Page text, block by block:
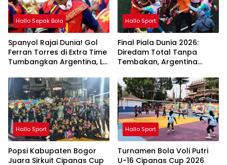
Hallo Sepak Bola
Spanyol Rajai Dunia! Gol
Ferran Torres di Extra Time
Tumbangkan Argentina, La
2026
Hallo Sport
Final Piala Dunia 2026:
Diredam Total Tanpa
Tembakan, Argentina
ke Spanyol
Hallo Sport
Popsi Kabupaten Bogor
Juara Sirkuit Cipanas Cup
Hallo Sport
Turnamen Bola Voli Putri
U-16 Cipanas Cup 2026